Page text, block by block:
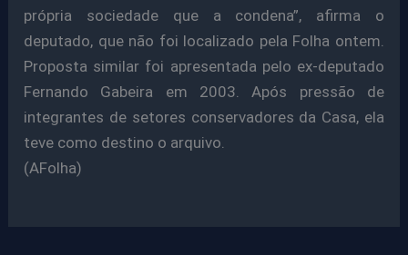
própria sociedade que a condena”, afirma o
deputado, que não foi localizado pela Folha ontem.
Proposta similar foi apresentada pelo ex-deputado
Fernando Gabeira em 2003. Após pressão de
integrantes de setores conservadores da Casa, ela
teve como destino o arquivo.
(AFolha)